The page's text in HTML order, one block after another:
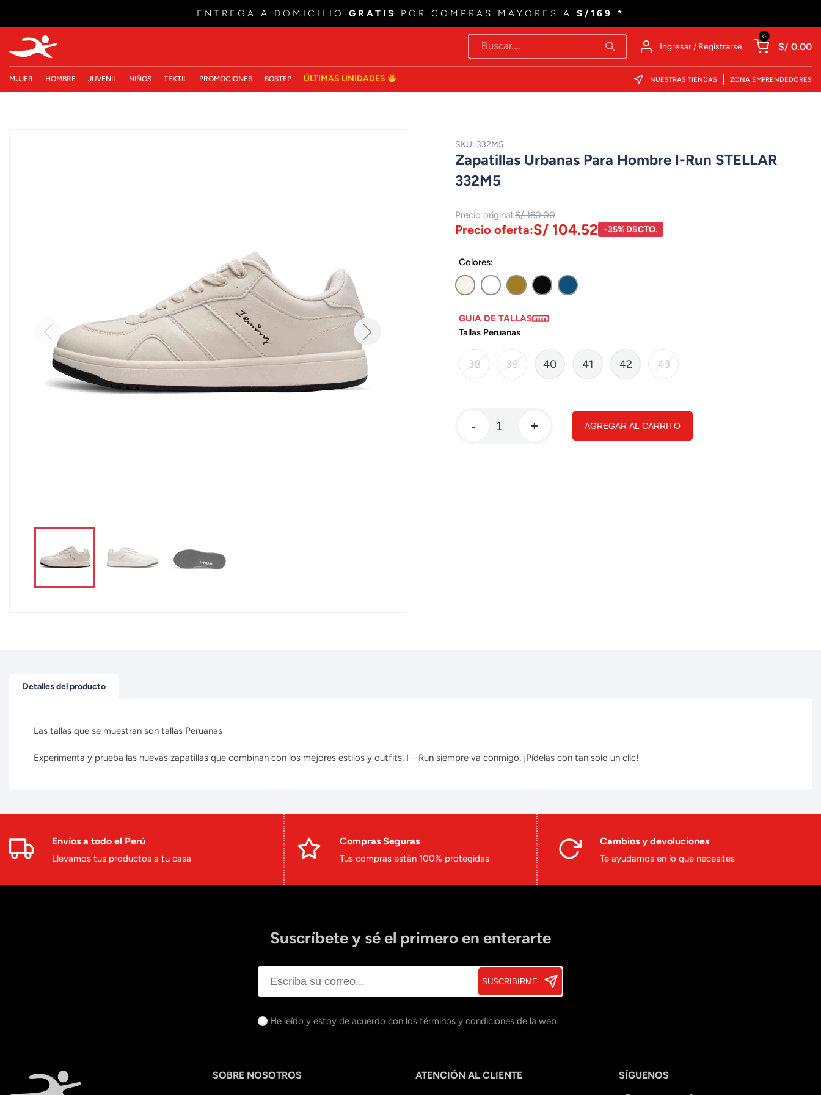
ENTREGA A DOMICILIO GRATIS POR COMPRAS MAYORES A S/169 *
Ingresar / Registrarse
0
S/ 0.00
MUJER HOMBRE JUVENIL NIÑOS TEXTIL PROMOCIONES BOSTEP ÚLTIMAS UNIDADES NUESTRAS TIENDAS ZONA EMPRENDEDORES
SKU: 332M5
Zapatillas Urbanas Para Hombre I-Run STELLAR
332M5
Precio original:S/ 160.00
Precio oferta:S/ 104.52 -35% DSCTO.
Colores:
GUIA DE TALLAS
Tallas Peruanas
38 39 40 41 42 43
- + AGREGAR AL CARRITO
Detalles del producto
Las tallas que se muestran son tallas Peruanas
Experimenta y prueba las nuevas zapatillas que combinan con los mejores estilos y outfits, I – Run siempre va conmigo, ¡Pídelas con tan solo un clic!
Envíos a todo el Perú
Llevamos tus productos a tu casa
Compras Seguras
Tus compras están 100% protegidas
Cambios y devoluciones
Te ayudamos en lo que necesites
Suscríbete y sé el primero en enterarte
SUSCRIBIRME
He leído y estoy de acuerdo con los términos y condiciones de la web.
SOBRE NOSOTROS ATENCIÓN AL CLIENTE SÍGUENOS